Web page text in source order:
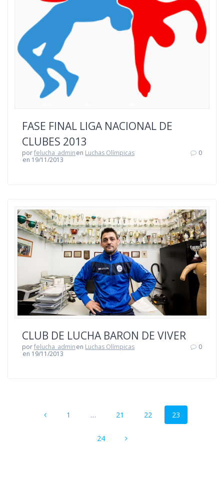
FASE FINAL LIGA NACIONAL DE
CLUBES 2013
porfelucha_adminen Luchas Olímpicas
en 19/11/2013
0
CLUB DE LUCHA BARON DE VIVER
porfelucha_adminen Luchas Olímpicas
en 19/11/2013
0
Página
1 … Página
21 Página
22 Página
23
Página
24